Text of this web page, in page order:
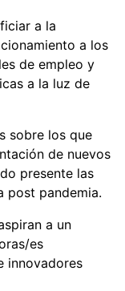
a la
a los
de empleo y
a la luz de
sobre los que
de nuevos
presente las
post pandemia.
a un
es
innovadores